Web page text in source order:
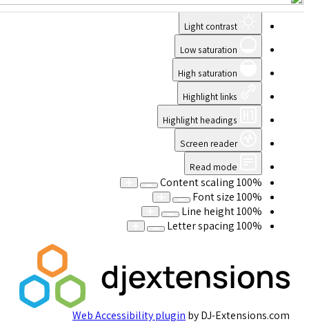
Dark contrast
Light contrast
Low saturation
High saturation
Highlight links
Highlight headings
Screen reader
Read mode
Content scaling100%
Font size100%
Line height100%
Letter spacing100%
Web Accessibility plugin by DJ-Extensions.com